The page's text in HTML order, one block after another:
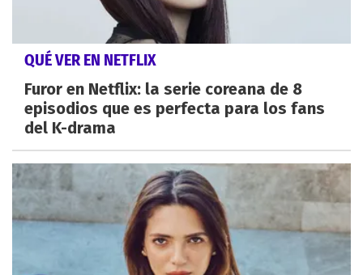
QUÉ VER EN NETFLIX
Furor en Netflix: la serie coreana de 8
episodios que es perfecta para los fans
del K-drama